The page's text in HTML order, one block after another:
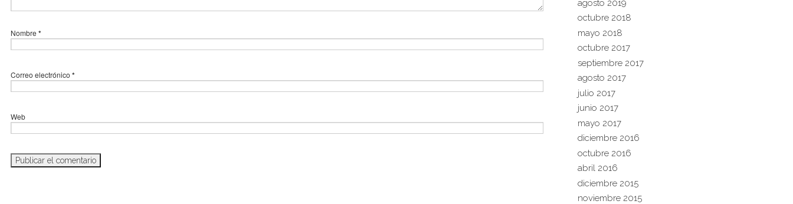
Nombre *
Correo electrónico *
Web
agosto 2019
octubre 2018
mayo 2018
octubre 2017
septiembre 2017
agosto 2017
julio 2017
junio 2017
mayo 2017
diciembre 2016
octubre 2016
abril 2016
diciembre 2015
noviembre 2015